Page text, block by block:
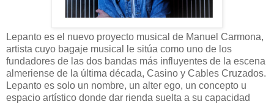
Lepanto es el nuevo proyecto musical de Manuel Carmona,
artista cuyo bagaje musical le sitúa como uno de los
fundadores de las dos bandas más influyentes de la escena
almeriense de la última década, Casino y Cables Cruzados.
Lepanto es solo un nombre, un alter ego, un concepto u
espacio artístico donde dar rienda suelta a su capacidad